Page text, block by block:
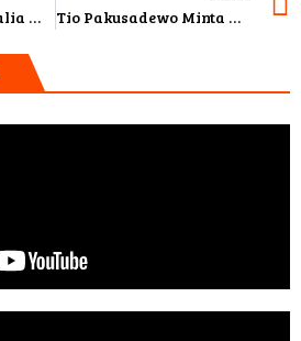
Ini Alasan Nita Thalia Minta Cerai Dari Suami Tio Pakusadewo Minta Maaf Tertangkap Saat Ulang Tahun Putrinya